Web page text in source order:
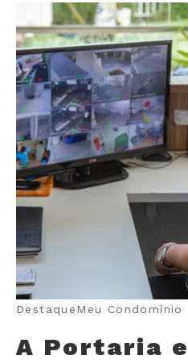
DestaqueMeu Condomínio
A Portaria